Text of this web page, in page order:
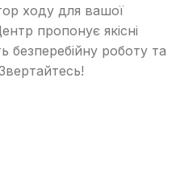
ходу для вашої
пропонує якісні
роботу та